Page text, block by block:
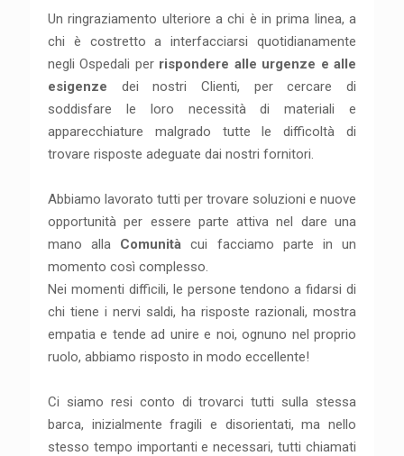
Un ringraziamento ulteriore a chi è in prima linea, a
chi è costretto a interfacciarsi quotidianamente
negli Ospedali per rispondere alle urgenze e alle
esigenze dei nostri Clienti, per cercare di
soddisfare le loro necessità di materiali e
apparecchiature malgrado tutte le difficoltà di
trovare risposte adeguate dai nostri fornitori.
Abbiamo lavorato tutti per trovare soluzioni e nuove
opportunità per essere parte attiva nel dare una
mano alla Comunità cui facciamo parte in un
momento così complesso.
Nei momenti difficili, le persone tendono a fidarsi di
chi tiene i nervi saldi, ha risposte razionali, mostra
empatia e tende ad unire e noi, ognuno nel proprio
ruolo, abbiamo risposto in modo eccellente!
Ci siamo resi conto di trovarci tutti sulla stessa
barca, inizialmente fragili e disorientati, ma nello
stesso tempo importanti e necessari, tutti chiamati